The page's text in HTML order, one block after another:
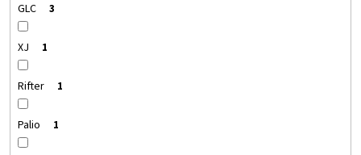
GLC 3
XJ 1
Rifter 1
Palio 1